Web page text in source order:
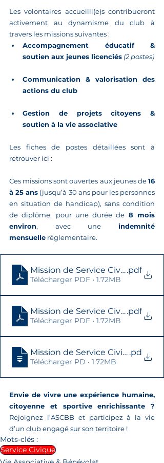
Les volontaires accueilli(e)s contribueront
activement au dynamisme du club à
travers les missions suivantes :
Accompagnement éducatif &
soutien aux jeunes licenciés
Communication & valorisation des
actions du club
Gestion de projets citoyens &
soutien à la vie associative
Les fiches de postes détaillées sont à
retrouver ici :
Ces missions sont ouvertes aux jeunes de 16
à 25 ans (jusqu’à 30 ans pour les personnes
en situation de handicap), sans condition
de diplôme, pour une durée de 8 mois
environ, avec une indemnité
mensuelle réglementaire.
Mission de Service Civique -
.pdf
Télécharger PDF • 1.72MB
Mission de Service Civique -
.pdf
Télécharger PDF • 1.72MB
Mission de Service Civique -
.pd
Télécharger PD • 1.72MB
Envie de vivre une expérience humaine,
citoyenne et sportive enrichissante ?
Rejoignez l’ASCBB et participez à la vie
d’un club engagé sur son territoire !
Mots-clés :
Service Civique